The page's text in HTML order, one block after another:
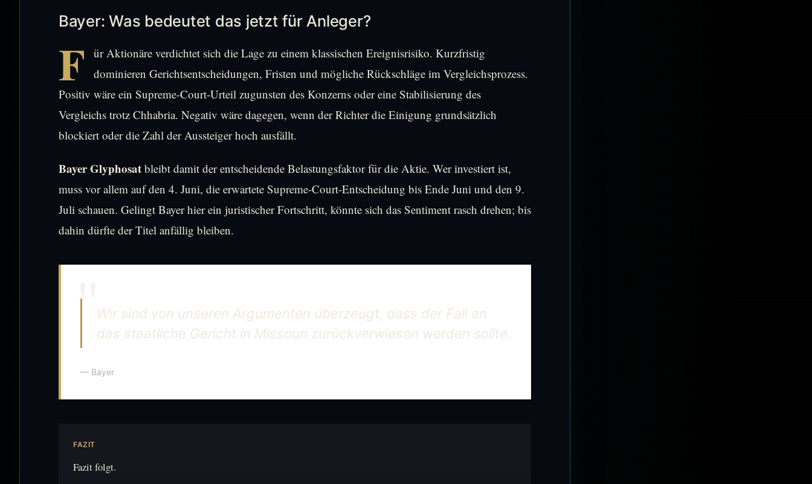
Bayer: Was bedeutet das jetzt für Anleger?
F
ür Aktionäre verdichtet sich die Lage zu einem klassischen Ereignisrisiko. Kurzfristig
dominieren Gerichtsentscheidungen, Fristen und mögliche Rückschläge im Vergleichsprozess.
Positiv wäre ein Supreme-Court-Urteil zugunsten des Konzerns oder eine Stabilisierung des
Vergleichs trotz Chhabria. Negativ wäre dagegen, wenn der Richter die Einigung grundsätzlich
blockiert oder die Zahl der Aussteiger hoch ausfällt.
Bayer Glyphosat bleibt damit der entscheidende Belastungsfaktor für die Aktie. Wer investiert ist,
muss vor allem auf den 4. Juni, die erwartete Supreme-Court-Entscheidung bis Ende Juni und den 9.
Juli schauen. Gelingt Bayer hier ein juristischer Fortschritt, könnte sich das Sentiment rasch drehen; bis
dahin dürfte der Titel anfällig bleiben.
Wir sind von unseren Argumenten überzeugt, dass der Fall an
das staatliche Gericht in Missouri zurückverwiesen werden sollte.
— Bayer
FAZIT
Fazit folgt.